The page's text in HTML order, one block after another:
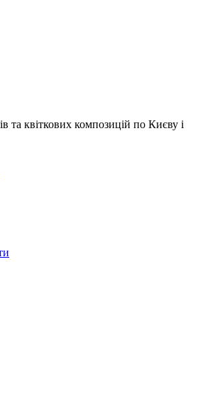
та квіткових композицій по Києву і